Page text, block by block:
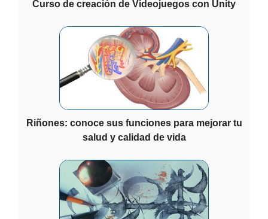
Curso de creación de Videojuegos con Unity
Riñones: conoce sus funciones para mejorar tu
salud y calidad de vida